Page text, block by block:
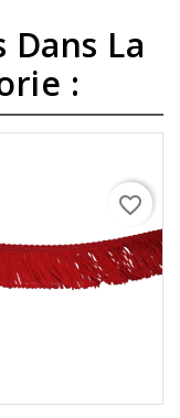
La
:
favorite_border